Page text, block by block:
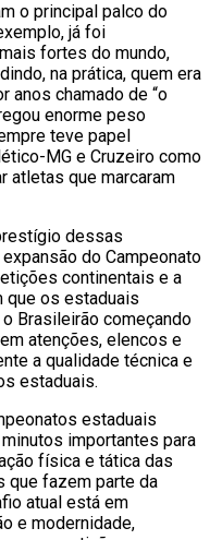
o principal palco do
já foi
fortes do mundo,
na prática, quem era
anos chamado de “o
enorme peso
teve papel
MG e Cruzeiro como
atletas que marcaram
dessas
do Campeonato
continentais e a
que os estaduais
Brasileirão começando
atenções, elencos e
a qualidade técnica e
estaduais.
estaduais
importantes para
física e tática das
que fazem parte da
atual está em
e modernidade,